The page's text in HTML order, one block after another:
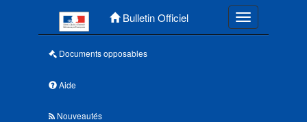
Bulletin Officiel Toggle
Documents opposables
Aide
Nouveautés